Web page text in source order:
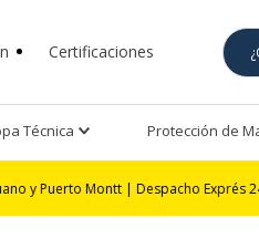
Certificaciones
Técnica Protección de
| Despacho Exprés 24 horas en